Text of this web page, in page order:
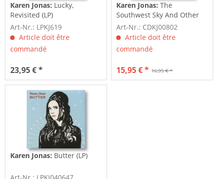
Karen Jonas: Lucky,
Revisited (LP)
Art-Nr.: LPKJ619
Article doit être
commandé
23,95 € *
Karen Jonas:The
Southwest Sky And Other
Dreams (CD)
Art-Nr.: CDKJ00802
Article doit être
commandé
16,95 € *
15,95 € *
Karen Jonas: Butter (LP)